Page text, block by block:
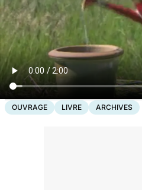
OUVRAGE LIVRE ARCHIVES